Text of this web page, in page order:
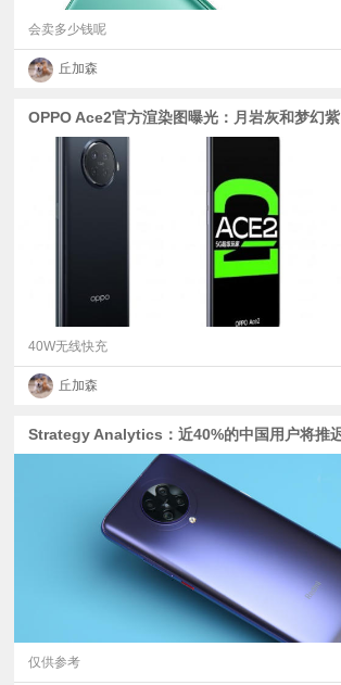
会卖多少钱呢
丘加森
OPPO Ace2官方渲染图曝光：月岩灰和梦幻紫
40W无线快充
丘加森
仅供参考